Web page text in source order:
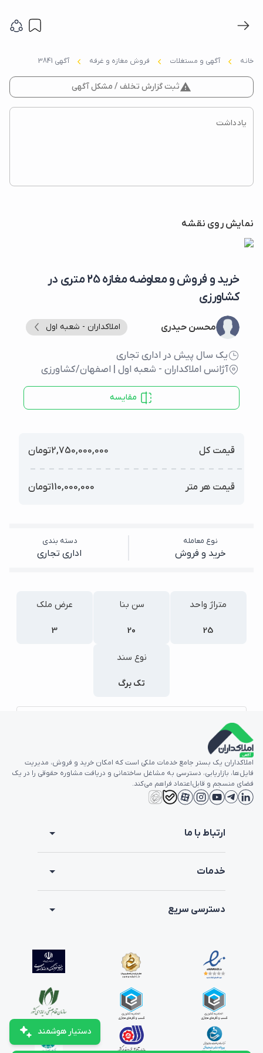
خانه آگهی و مستغلات فروش مغازه و غرفه آگهی 3841
خرید و فروش و معاوضه مغازه 25 متری در
کشاورزی
محسن حیدری املاکداران - شعبه اول
یک سال پیش در اداری تجاری
آژانس املاکداران - شعبه اول
اصفهان/کشاورزی
مقایسه
قیمت کل 2,750,000,000تومان
قیمت هر متر 110,000,000تومان
نوع معامله
خرید و فروش
دسته بندی
اداری تجاری
متراژ واحد
25
سن بنا
20
عرض ملک
3
نوع سند
تک برگ
مشخصات آگهی
امتیاز آگهی
کد آگهی
توضیحات
معاوضه
توضیحات مخصوص مشاوران
report_problemثبت گزارش تخلف / مشکل آگهی
نمایش روی نقشه
آگهی های مشابه
دستیار هوشمند
املاکداران یک بستر جامع خدمات ملکی است که امکان خرید و فروش، مدیریت
فایل‌ها، بازاریابی، دسترسی به مشاغل ساختمانی و دریافت مشاوره حقوقی را در یک
فضای منسجم و قابل‌اعتماد فراهم می‌کند.
ارتباط با ما
خدمات
دسترسی سریع